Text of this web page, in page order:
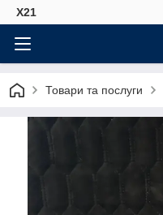
Х21
Товари та послуги